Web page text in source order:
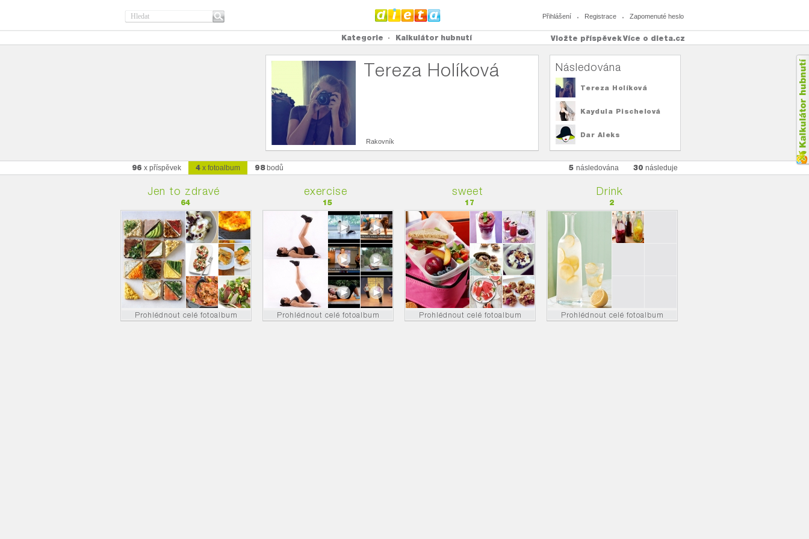
Přihlášení Registrace Zapomenuté heslo
Kategorie Kalkulátor hubnutí Více o dieta.cz
Vložte příspěvek
Tereza Holíková
Rakovník
Následována
Tereza Holíková
Kaydula Pischelová
Dar Aleks
96 x příspěvek 4 x fotoalbum 98bodů 5 následována 30 následuje
Jen to zdravé
64
Prohlédnout celé fotoalbum
exercise
15
Prohlédnout celé fotoalbum
sweet
17
Prohlédnout celé fotoalbum
Drink
2
Prohlédnout celé fotoalbum